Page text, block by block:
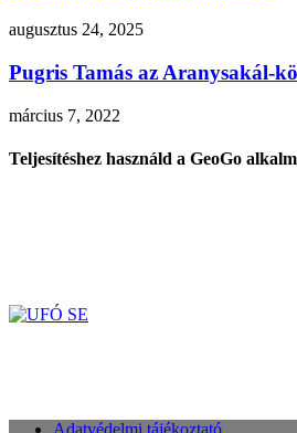
augusztus 24, 2025
Pugris Tamás az Aranysakál-
március 7, 2022
Teljesítéshez használd a GeoGo